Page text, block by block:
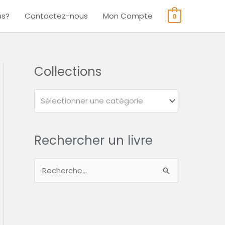
Contactez-nous Mon Compte 0
Collections
Sélectionner une catégorie
Rechercher un livre